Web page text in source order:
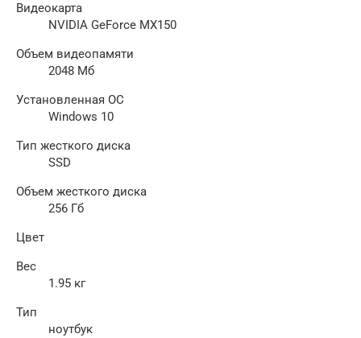
Видеокарта
NVIDIA GeForce MX150
Объем видеопамяти
2048 Мб
Установленная ОС
Windows 10
Тип жесткого диска
SSD
Объем жесткого диска
256 Гб
Цвет
Вес
1.95 кг
Тип
ноутбук